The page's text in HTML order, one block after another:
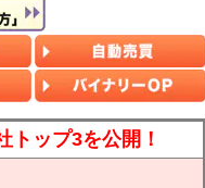
トップ3を公開！